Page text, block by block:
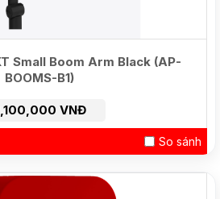
Small Boom Arm Black (AP-
BOOMS-B1)
VNĐ
So sánh